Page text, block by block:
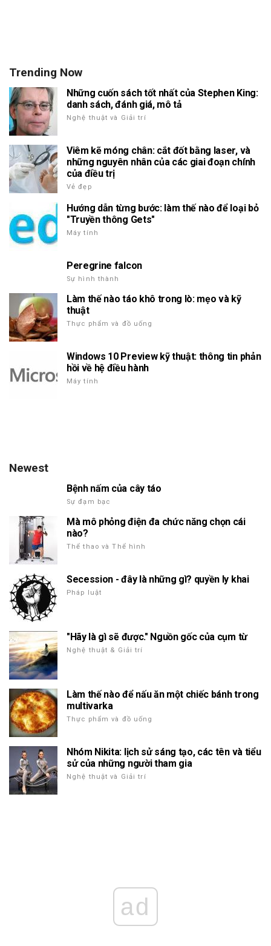
Trending Now
Những cuốn sách tốt nhất của Stephen King:
danh sách, đánh giá, mô tả
Nghệ thuật và Giải trí
Viêm kẽ móng chân: cắt đốt bằng laser, và
những nguyên nhân của các giai đoạn chính
của điều trị
Vẻ đẹp
Hướng dẫn từng bước: làm thế nào để loại bỏ
"Truyền thông Gets"
Máy tính
Peregrine falcon
Sự hình thành
Làm thế nào táo khô trong lò: mẹo và kỹ
thuật
Thực phẩm và đồ uống
Windows 10 Preview kỹ thuật: thông tin phản
hồi về hệ điều hành
Máy tính
Newest
Bệnh nấm của cây táo
Sự đạm bạc
Mà mô phỏng điện đa chức năng chọn cái
nào?
Thể thao và Thể hình
Secession - đây là những gì? quyền ly khai
Pháp luật
"Hãy là gì sẽ được." Nguồn gốc của cụm từ
Nghệ thuật & Giải trí
Làm thế nào để nấu ăn một chiếc bánh trong
multivarka
Thực phẩm và đồ uống
Nhóm Nikita: lịch sử sáng tạo, các tên và tiểu
sử của những người tham gia
Nghệ thuật và Giải trí
ad